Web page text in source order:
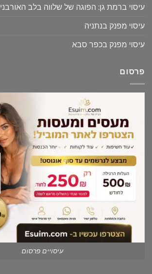
עיסוי ברמת גן: הפוגה של שלווה בלב האורבני
עיסוי מפנק בנתניה
עיסוי מפנק בכפר סבא
פרסום
עיסויים פרסום